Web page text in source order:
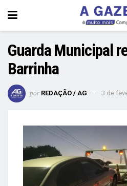
Guarda Municipal
Barrinha
por REDAÇÃO / AG 3 de